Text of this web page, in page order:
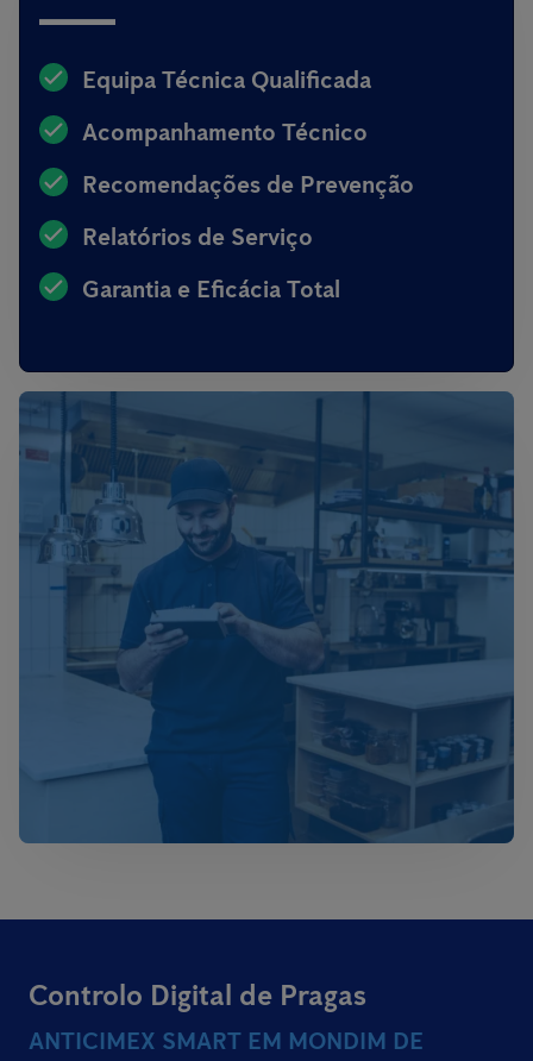
Equipa Técnica Qualificada
Acompanhamento Técnico
Recomendações de Prevenção
Relatórios de Serviço
Garantia e Eficácia Total
Controlo Digital de Pragas
ANTICIMEX SMART EM MONDIM DE